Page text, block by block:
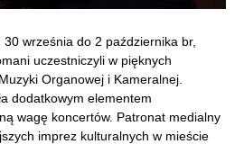
września do 2 października br,
uczestniczyli w pięknych
Organowej i Kameralnej.
dodatkowym elementem
wagę koncertów. Patronat medialny
imprez kulturalnych w mieście